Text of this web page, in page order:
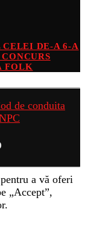
CELEI DE-A 6-A
FOLK
de conduita
a vă oferi
„Accept”,